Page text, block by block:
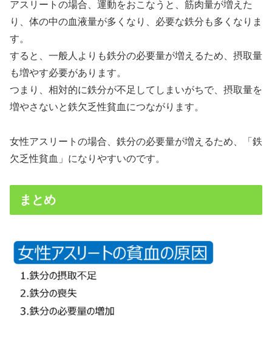
アスリートの場合、運動をおこなうと、筋肉量が増えた
り、体の中の血液量が多くなり、必要な鉄分も多くなりま
す。
すると、一般人よりも鉄分の必要量が増えるため、摂取量
も増やす必要があります。
つまり、相対的に鉄分が不足してしまいがちで、摂取量を
増やさないと鉄欠乏性貧血につながります。
女性アスリートの場合、鉄分の必要量が増えるため、「鉄
欠乏性貧血」になりやすいのです。
まとめ